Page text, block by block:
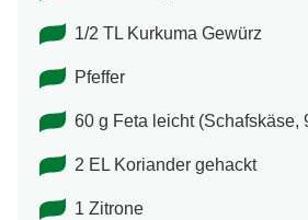
1/2 TL Kurkuma Gewürz
Pfeffer
60 g Feta leicht (Schafskäse,
2 EL Koriander gehackt
1 Zitrone